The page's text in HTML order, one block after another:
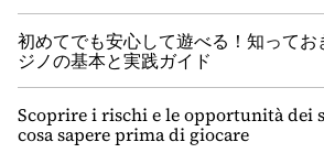
初めてでも安心して遊べる！知ってお
ジノの基本と実践ガイド
Scoprire i rischi e le opportunità dei
cosa sapere prima di giocare